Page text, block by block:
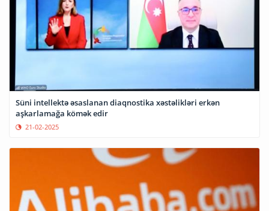
Süni intellektə əsaslanan diaqnostika xəstəlikləri erkən
aşkarlamağa kömək edir
21-02-2025